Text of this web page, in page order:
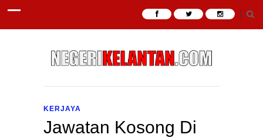
KERJAYA
Jawatan Kosong Di